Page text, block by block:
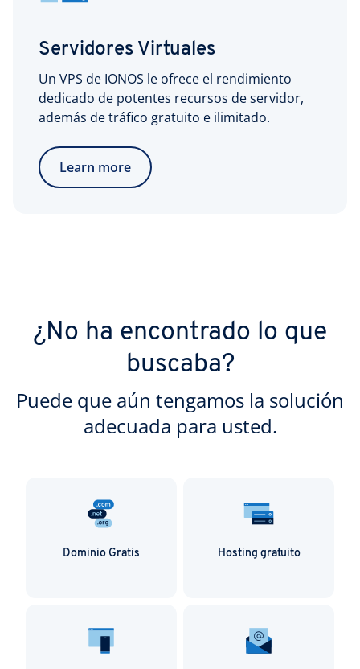
Servidores Virtuales
Un VPS de IONOS le ofrece el rendimiento
dedicado de potentes recursos de servidor,
además de tráfico gratuito e ilimitado.
Learn more
¿No ha encontrado lo que
buscaba?
Puede que aún tengamos la solución
adecuada para usted.
Dominio Gratis Hosting gratuito